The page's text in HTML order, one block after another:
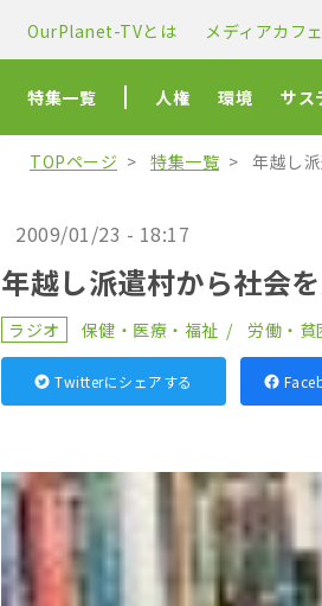
OurPlanet-TVとは メディアカフェ
特集一覧 人権 環境 サス
TOPページ 特集一覧 年越し
2009/01/23 - 18:17
年越し派遣村から社会
ラジオ 保健・医療・福祉 労働・貧
Twitterにシェアする